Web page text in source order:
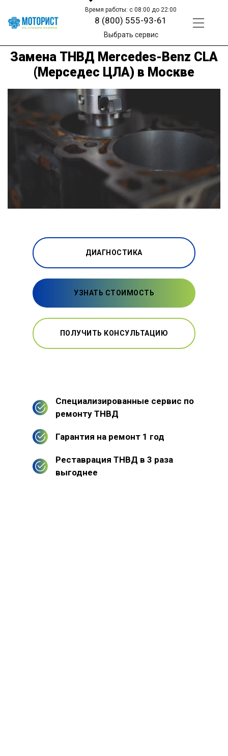
Время работы: с 08:00 до 22:00
8 (800) 555-93-61
Выбрать сервис
Замена ТНВД Mercedes-Benz CLA
(Мерседес ЦЛА) в Москве
ДИАГНОСТИКА
УЗНАТЬ СТОИМОСТЬ
ПОЛУЧИТЬ КОНСУЛЬТАЦИЮ
Специализированные сервис по
ремонту ТНВД
Гарантия на ремонт 1 год
Реставрация ТНВД в 3 раза
выгоднее